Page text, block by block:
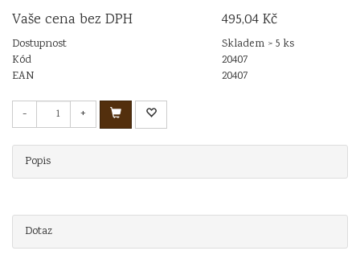
Vaše cena bez DPH
495,04 Kč
Dostupnost
Skladem > 5 ks
Kód
20407
EAN
20407
- +
Popis
Dotaz